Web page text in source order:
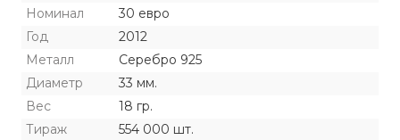
Номинал
30 евро
Год
2012
Металл
Серебро 925
Диаметр
33 мм.
Вес
18 гр.
Тираж
554 000 шт.